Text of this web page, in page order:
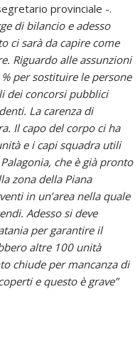
provinciale -.
di bilancio e adesso
ci sarà da capire come
Riguardo alle assunzioni
per sostituire le persone
dei concorsi pubblici
La carenza di
Il capo del corpo ci ha
e i capi squadra utili
che è già pronto
zona della Piana
in un’area nella quale
Adesso si deve
per garantire il
altre 100 unità
chiude per mancanza di
e questo è grave”